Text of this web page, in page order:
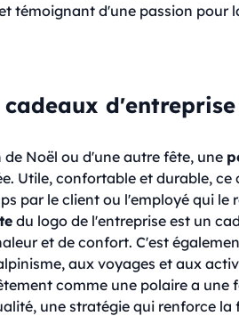
témoignant d'une passion pour
Noël ou d'une autre fête, une
Utile, confortable et durable, ce
par le client ou l'employé qui le
du logo de l'entreprise est un
et de confort. C'est
aux voyages et aux
comme une polaire a une
une stratégie qui renforce la